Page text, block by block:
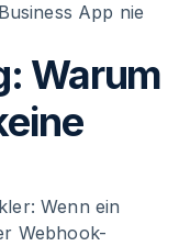
App nie
Warum
Wenn ein
Webhook-